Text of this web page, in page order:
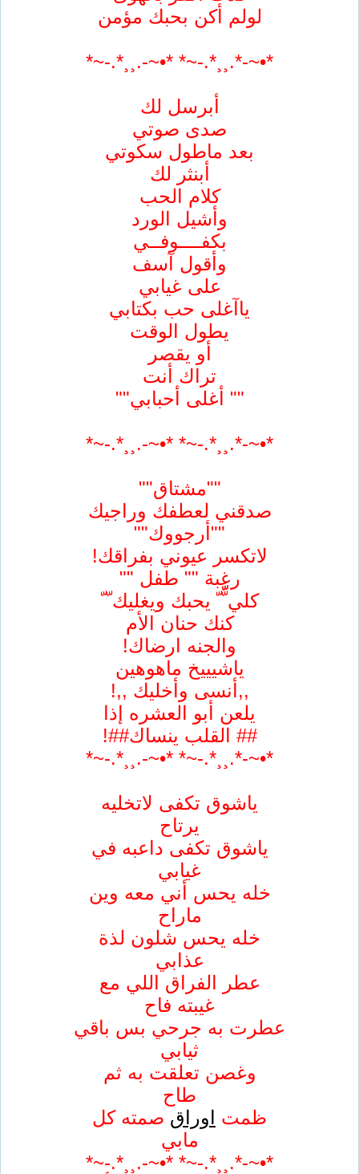
لولم أكن بحبك مؤمن
*•~-*.¸¸*.-~* *•~-.¸¸*.-~*
أبرسل لك
صدى صوتي
بعد ماطول سكوتي
أبنثر لك
كلام الحب
وأشيل الورد
بكفــــوفــي
وأقول آسف
على غيابي
ياآغلى حب بكتابي
يطول الوقت
أو يقصر
تراك أنت
"" أغلى أحبابي""
*•~-*.¸¸*.-~* *•~-.¸¸*.-~*
""مشتاق""
صدقني لعطفك وراجيك
""أرجووك""
لاتكسر عيوني بفراقك!
رغبة "" طفل ""
كلي ّّّ ّ يحبك ويغليك ّ ّ
كنك حنان الأم
والجنه ارضاك!
ياشيييخ ماهوهين
,,أنسى وأخليك ,,!
يلعن أبو العشره إذا
## القلب ينساك##!
*•~-*.¸¸*.-~* *•~-.¸¸*.-~*
ياشوق تكفى لاتخليه
يرتاح
ياشوق تكفى داعبه في
غيابي
خله يحس أني معه وين
ماراح
خله يحس شلون لذة
عذابي
عطر الفراق اللي مع
غيبته فاح
عطرت به جرحي بس باقي
ثيابي
وغصن تعلقت به ثم
طاح
ظمت
اوراق صمته كل
مابي
*•~-*.¸¸*.-~* *•~-.¸¸*.-~*